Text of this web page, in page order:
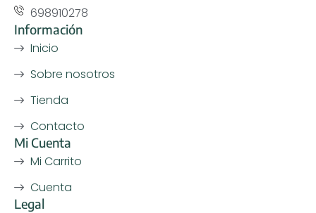
698910278
Información
Inicio
Sobre nosotros
Tienda
Contacto
Mi Cuenta
Mi Carrito
Cuenta
Legal